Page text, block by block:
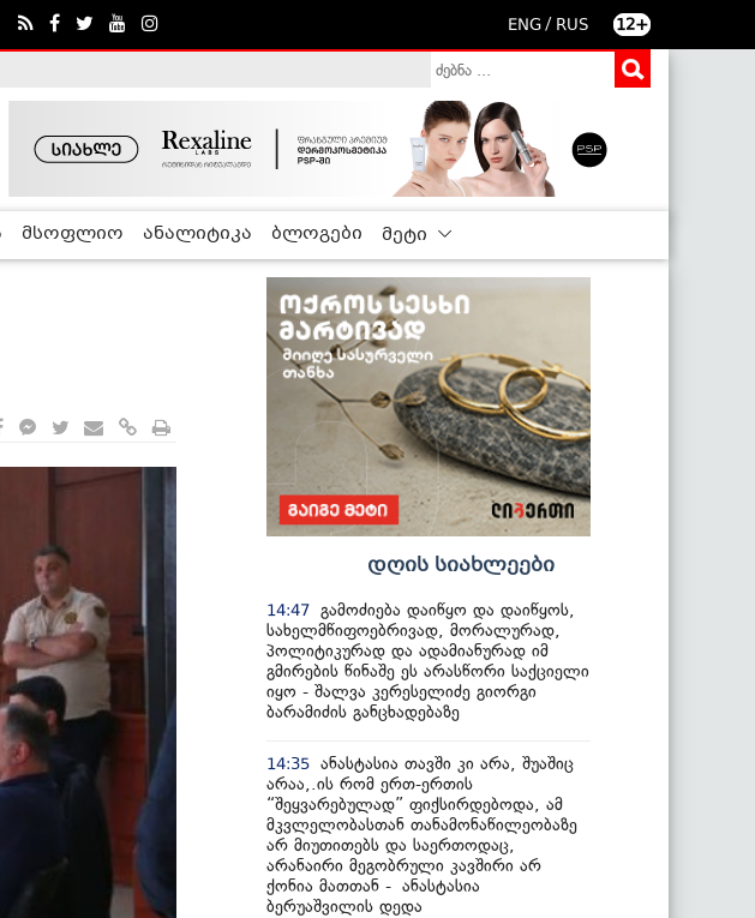
ENG / RUS 12+
მსოფლიო ანალიტიკა ბლოგები მეტი
დღის სიახლეები
14:47 გამოძიება დაიწყო და დაიწყოს,
სახელმწიფოებრივად, მორალურად,
პოლიტიკურად და ადამიანურად იმ
გმირების წინაშე ეს არასწორი საქციელი
იყო - შალვა კერესელიძე გიორგი
ბარამიძის განცხადებაზე
14:35 ანასტასია თავში კი არა, შუაშიც
არაა,.ის რომ ერთ-ერთის
“შეყვარებულად” ფიქსირდებოდა, ამ
მკვლელობასთან თანამონაწილეობაზე
არ მიუთითებს და საერთოდაც,
არანაირი მეგობრული კავშირი არ
ქონია მათთან - ანასტასია
ბერუაშვილის დედა